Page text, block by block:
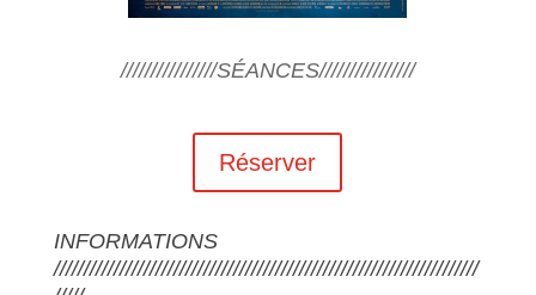
////////////////SÉANCES////////////////
Réserver
INFORMATIONS
///////////////////////////////////////////////////////////////////////